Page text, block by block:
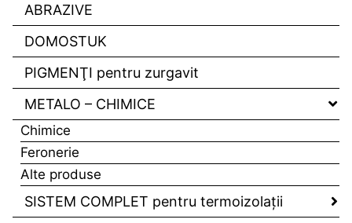
ABRAZIVE
DOMOSTUK
PIGMENŢI pentru zurgavit
METALO – CHIMICE
Chimice
Feronerie
Alte produse
SISTEM COMPLET pentru termoizolaţii